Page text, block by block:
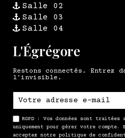
Salle 02
Salle 03
Salle 04
L'Égrégore
Restons connectés. Entrez
l'invisible.
RGPD : Vos données sont
uniquement pour gérer votre compte.
acceptez notre politique de